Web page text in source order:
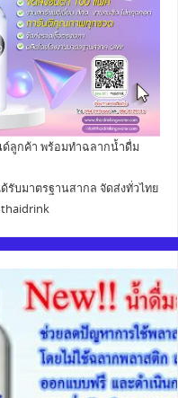
ลูกค้า พร้อมทำฉลากน้ำดื่ม
รับมาตรฐานสากล จัดส่งทั่วไทย
thaidrink